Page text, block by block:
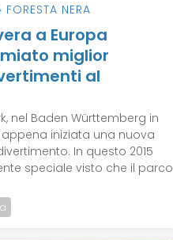
FORESTA NERA
a Europa
miglior
al
nel Baden Württemberg in
iniziata una nuova
In questo 2015
speciale visto che il parco